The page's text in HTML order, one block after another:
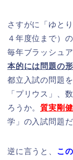
さすがに「ゆと
４年度位まで）
毎年ブラッシュ
本的には問題の
都立入試の問題
「プリウス」、
ろうか。質実剛健
学」の入試問題
逆に言うと、
こ